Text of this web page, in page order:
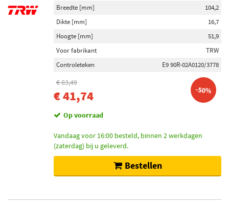
Breedte [mm]
104,2
Dikte [mm]
16,7
Hoogte [mm]
51,9
Voor fabrikant
TRW
Controleteken
E9 90R-02A0120/3778
€ 83,49
€ 41,74 -50%
Op voorraad
Vandaag voor 16:00 besteld, binnen 2 werkdagen
(zaterdag) bij u geleverd.
Bestellen